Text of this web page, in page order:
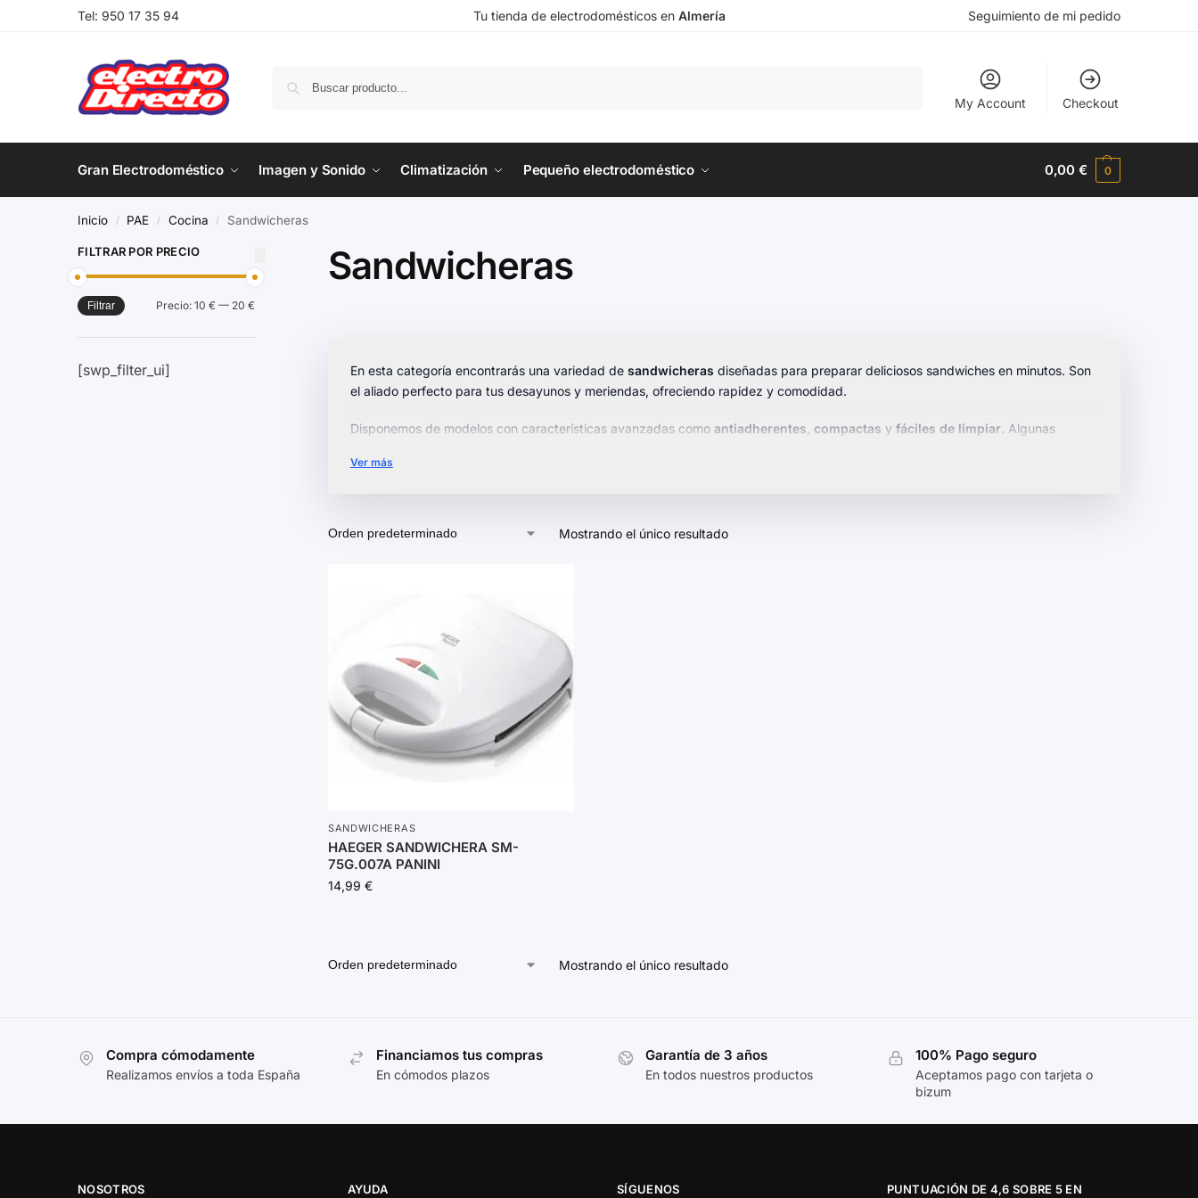
Tel: 950 17 35 94 Tu tienda de electrodomésticos en Almería Seguimiento de mi pedido
My Account Checkout
Gran Electrodoméstico Imagen y Sonido Climatización Pequeño electrodoméstico 0,00€ 0
Inicio / PAE / Cocina / Sandwicheras
Sandwicheras
En esta categoría encontrarás una variedad de sandwicheras diseñadas para preparar deliciosos sandwiches en minutos. Son
el aliado perfecto para tus desayunos y meriendas, ofreciendo rapidez y comodidad.
Disponemos de modelos con características avanzadas como antiadherentes, compactas y fáciles de limpiar. Algunas
cocina.
Ver más
Mostrando el único resultado
SANDWICHERAS
HAEGER SANDWICHERA SM-
75G.007A PANINI
14,99 €
Mostrando el único resultado
FILTRAR POR PRECIO
Filtrar Precio: 10 € — 20 €
[swp_filter_ui]
Compra cómodamente
Realizamos envíos a toda España
Financiamos tus compras
En cómodos plazos
Garantía de 3 años
En todos nuestros productos
100% Pago seguro
Aceptamos pago con tarjeta o
bizum
NOSOTROS AYUDA SÍGUENOS PUNTUACIÓN DE 4,6 SOBRE 5 EN